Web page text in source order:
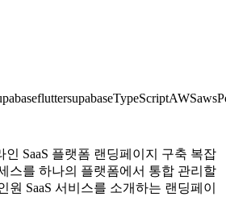
fluttersupabaseTypeScriptAWSaws
SaaS 플랫폼 랜딩페이지 구축 복잡
스를 하나의 플랫폼에서 통합 관리할
원 SaaS 서비스를 소개하는 랜딩페이